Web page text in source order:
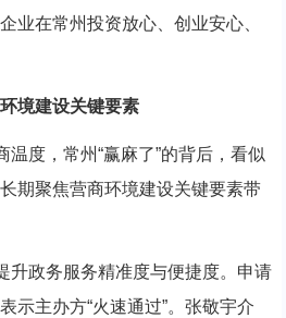
业在常州投资放心、创业安心、
境建设关键要素
度，常州“赢麻了”的背后，看似
期聚焦营商环境建设关键要素带
政务服务精准度与便捷度。申请
示主办方“火速通过”。张敬宇介